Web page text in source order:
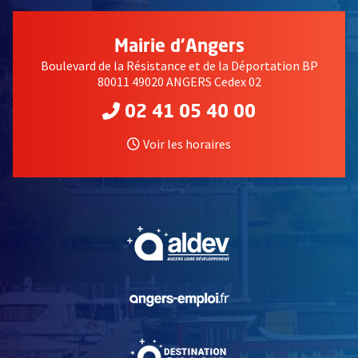
Mairie d'Angers
Boulevard de la Résistance et de la Déportation BP
80011 49020 ANGERS Cedex 02
02 41 05 40 00
Voir les horaires
, Ouvre une nouvelle